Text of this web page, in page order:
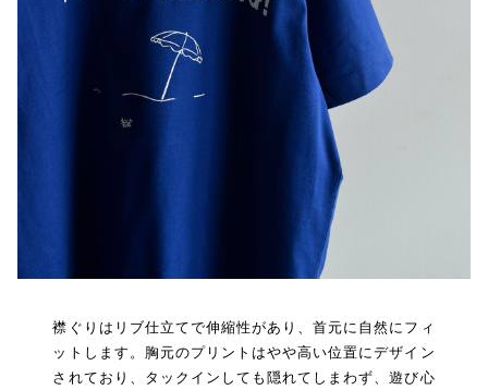
襟ぐりはリブ仕立てで伸縮性があり、首元に自然にフィ
ットします。胸元のプリントはやや高い位置にデザイン
されており、タックインしても隠れてしまわず、遊び心